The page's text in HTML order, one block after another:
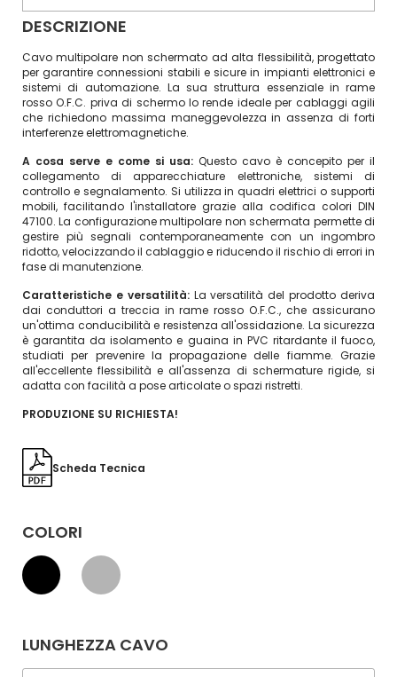
DESCRIZIONE
Cavo multipolare non schermato ad alta flessibilità, progettato
per garantire connessioni stabili e sicure in impianti elettronici e
sistemi di automazione. La sua struttura essenziale in rame
rosso O.F.C. priva di schermo lo rende ideale per cablaggi agili
che richiedono massima maneggevolezza in assenza di forti
interferenze elettromagnetiche.
A cosa serve e come si usa: Questo cavo è concepito per il
collegamento di apparecchiature elettroniche, sistemi di
controllo e segnalamento. Si utilizza in quadri elettrici o supporti
mobili, facilitando l'installatore grazie alla codifica colori DIN
47100. La configurazione multipolare non schermata permette di
gestire più segnali contemporaneamente con un ingombro
ridotto, velocizzando il cablaggio e riducendo il rischio di errori in
fase di manutenzione.
Caratteristiche e versatilità: La versatilità del prodotto deriva
dai conduttori a treccia in rame rosso O.F.C., che assicurano
un'ottima conducibilità e resistenza all'ossidazione. La sicurezza
è garantita da isolamento e guaina in PVC ritardante il fuoco,
studiati per prevenire la propagazione delle fiamme. Grazie
all'eccellente flessibilità e all'assenza di schermature rigide, si
adatta con facilità a pose articolate o spazi ristretti.
PRODUZIONE SU RICHIESTA!
Scheda Tecnica
COLORI
LUNGHEZZA CAVO